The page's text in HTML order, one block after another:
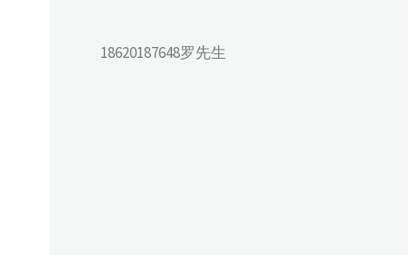
18620187648罗先生